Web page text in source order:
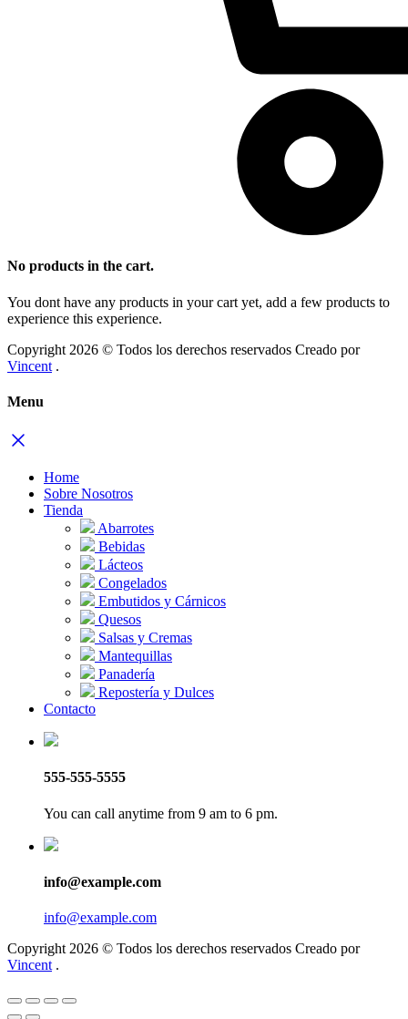
No products in the cart.
You dont have any products in your cart yet, add a few products to
experience this experience.
Copyright 2026 © Todos los derechos reservados Creado por
Vincent .
Menu
Home
Sobre Nosotros
Tienda
Abarrotes
Bebidas
Lácteos
Congelados
Embutidos y Cárnicos
Quesos
Salsas y Cremas
Mantequillas
Panadería
Repostería y Dulces
Contacto
555-555-5555
You can call anytime from 9 am to 6 pm.
info@example.com
info@example.com
Copyright 2026 © Todos los derechos reservados Creado por
Vincent .